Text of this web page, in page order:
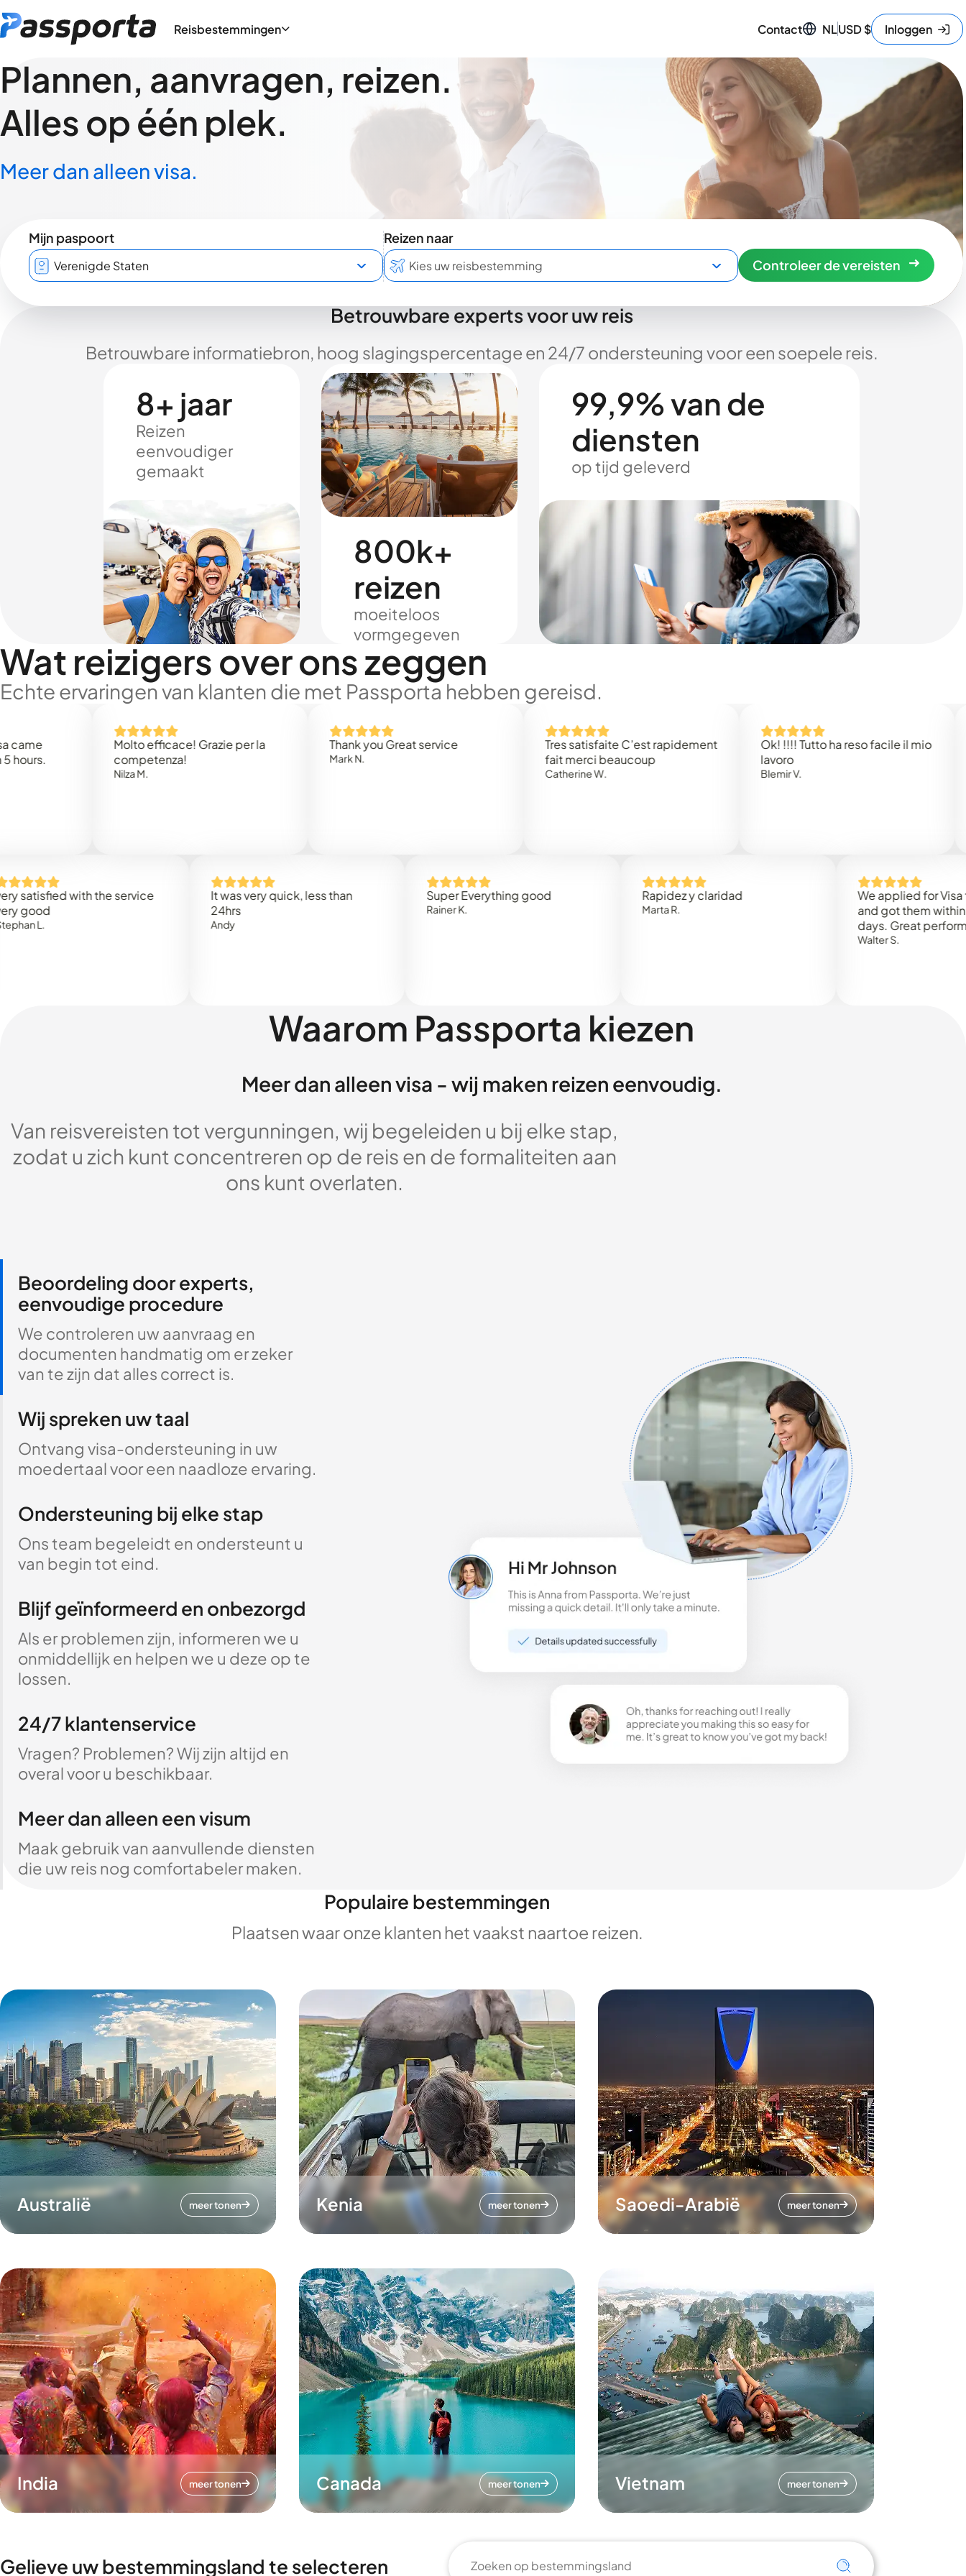
Reisbestemmingen Contact NLUSD$ Inloggen
Plannen, aanvragen, reizen.
Alles op één plek.
Meer dan alleen visa.
Mijn paspoort
Reizen naar
Controleer de vereisten
Betrouwbare experts voor uw reis
Betrouwbare informatiebron, hoog slagingspercentage en 24/7 ondersteuning voor een soepele reis.
8+ jaar
Reizen
eenvoudiger
gemaakt
800k+
reizen
moeiteloos
vormgegeven
99,9% van de
diensten
op tijd geleverd
Wat reizigers over ons zeggen
Echte ervaringen van klanten die met Passporta hebben gereisd.
Molto efficace! Grazie per la
competenza!
Thank you Great service
Tres satisfaite C’est rapidement
fait merci beaucoup
Catherine W.
Ok! !!!! Tutto ha reso facile il mio
with the service
It was very quick, less than
Super Everything good Rapidez y claridad
We applied for Visa to
and got them within 3
days. Great performance!
Walter S.
Waarom Passporta kiezen
Meer dan alleen visa - wij maken reizen eenvoudig.
Van reisvereisten tot vergunningen, wij begeleiden u bij elke stap,
zodat u zich kunt concentreren op de reis en de formaliteiten aan
ons kunt overlaten.
Beoordeling door experts,
eenvoudige procedure
We controleren uw aanvraag en
documenten handmatig om er zeker
van te zijn dat alles correct is.
Wij spreken uw taal
Ontvang visa-ondersteuning in uw
moedertaal voor een naadloze ervaring.
Ondersteuning bij elke stap
Ons team begeleidt en ondersteunt u
van begin tot eind.
Blijf geïnformeerd en onbezorgd
Als er problemen zijn, informeren we u
onmiddellijk en helpen we u deze op te
lossen.
24/7 klantenservice
Vragen? Problemen? Wij zijn altijd en
overal voor u beschikbaar.
Meer dan alleen een visum
Maak gebruik van aanvullende diensten
die uw reis nog comfortabeler maken.
Populaire bestemmingen
Plaatsen waar onze klanten het vaakst naartoe reizen.
Australië meer tonen Kenia meer tonen Saoedi-Arabië meer tonen
India meer tonen Canada meer tonen Vietnam meer tonen
Gelieve uw bestemmingsland te selecteren